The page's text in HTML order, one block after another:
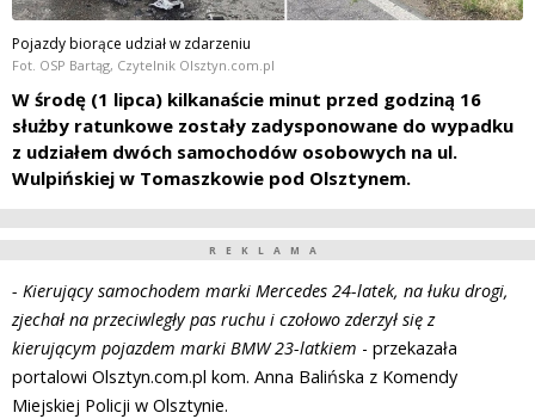
Pojazdy biorące udział w zdarzeniu
Fot. OSP Bartąg, Czytelnik Olsztyn.com.pl
W środę (1 lipca) kilkanaście minut przed godziną 16
służby ratunkowe zostały zadysponowane do wypadku
z udziałem dwóch samochodów osobowych na ul.
Wulpińskiej w Tomaszkowie pod Olsztynem.
REKLAMA
- Kierujący samochodem marki Mercedes 24-latek, na łuku drogi,
zjechał na przeciwległy pas ruchu i czołowo zderzył się z
kierującym pojazdem marki BMW 23-latkiem - przekazała
portalowi Olsztyn.com.pl kom. Anna Balińska z Komendy
Miejskiej Policji w Olsztynie.